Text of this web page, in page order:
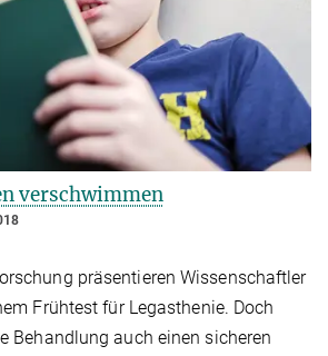
verschwimmen
präsentieren Wissenschaftler
Frühtest für Legasthenie. Doch
Behandlung auch einen sicheren